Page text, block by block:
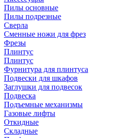
Пилы основные
Пилы подрезные
Сверла
Сменные ножи для фрез
Фрезы
Плинтус
Плинтус
Фурнитура для плинтуса
Подвески для шкафов
Заглушки для подвесок
Подвеска
Подъемные механизмы
Газовые лифты
Откидные
Складные